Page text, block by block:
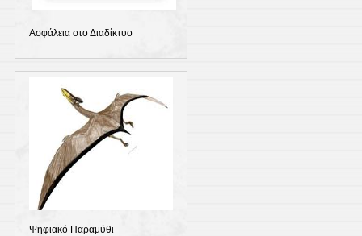
Ασφάλεια στο Διαδίκτυο
Ψηφιακό Παραμύθι